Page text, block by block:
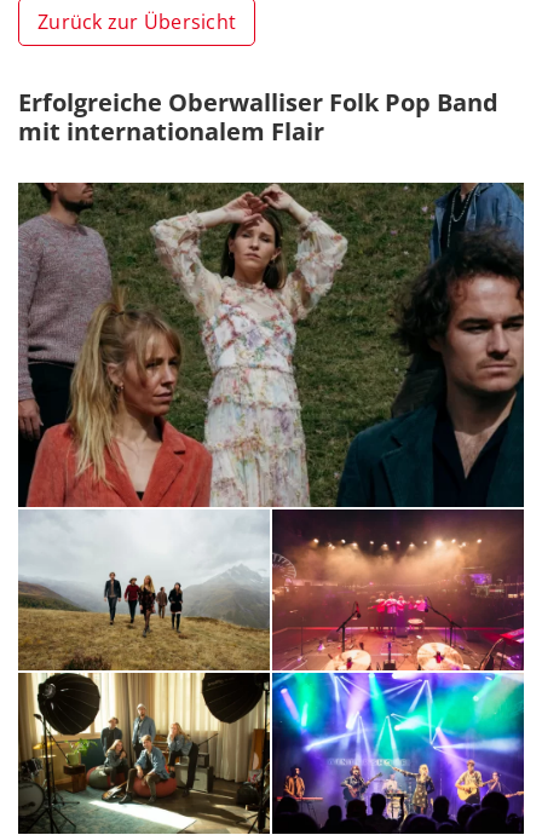
Zurück zur Übersicht
Erfolgreiche Oberwalliser Folk Pop Band
mit internationalem Flair